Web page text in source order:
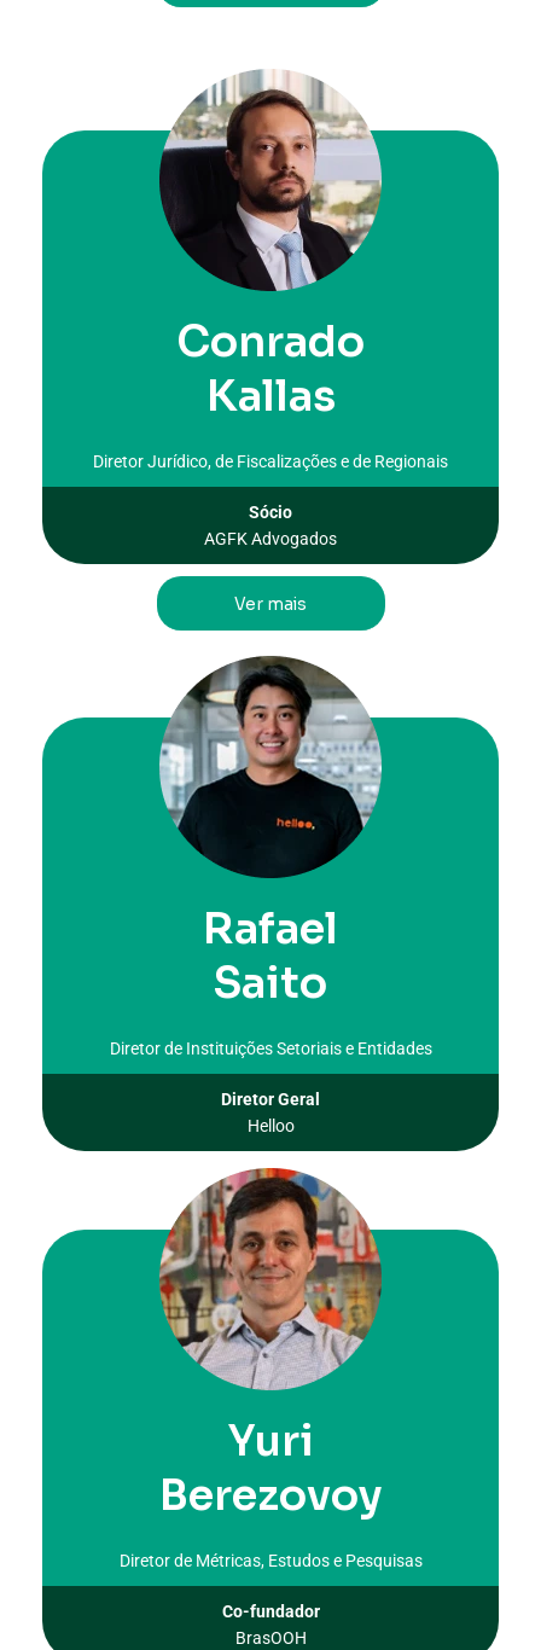
Conrado
Kallas
Diretor Jurídico, de Fiscalizações e de Regionais
Sócio
AGFK Advogados
Ver mais
Rafael
Saito
Diretor de Instituições Setoriais e Entidades
Diretor Geral
Helloo
Yuri
Berezovoy
Diretor de Métricas, Estudos e Pesquisas
Co-fundador
BrasOOH